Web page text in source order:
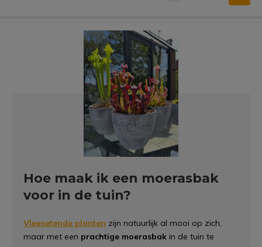
Hoe maak ik een moerasbak
voor in de tuin?
Vleesetende planten zijn natuurlijk al mooi op zich,
maar met een prachtige moerasbak in de tuin te